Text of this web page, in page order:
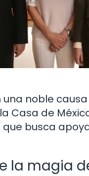
noble
Casa de
busca
la magia